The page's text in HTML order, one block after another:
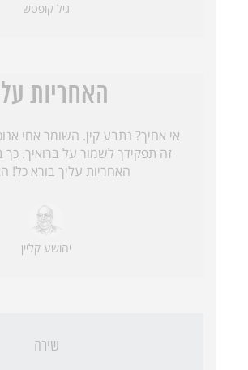
גיל קופטש
האחריות
אי אחיך? נתבע קין. השומר אחי
זה תפקידך לשמור על ברואיך. כך
האחריות עליך בורא כל!
יהושע קליין
שירה